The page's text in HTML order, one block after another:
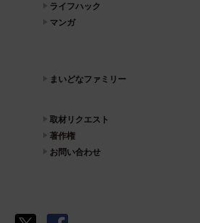
ライフハック
マンガ
まいどなファミリー
取材リクエスト
著作権
お問い合わせ